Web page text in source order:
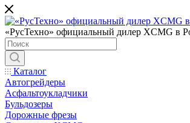
«РусТехно» официальный дилер XCMG в
Каталог
Автогрейдеры
Асфальтоукладчики
Бульдозеры
Дорожные фрезы